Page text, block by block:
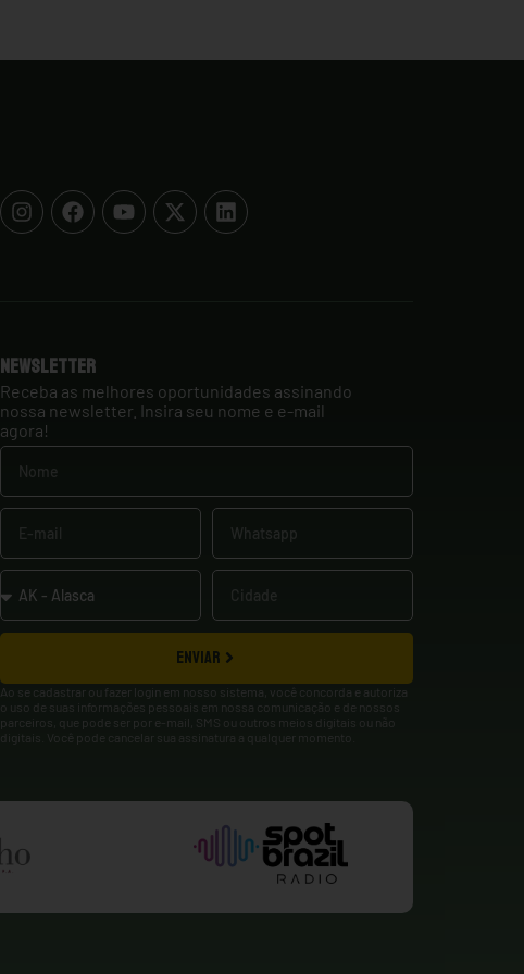
Newsletter
Receba as melhores oportunidades assinando
nossa newsletter. Insira seu nome e e-mail
agora!
ENVIAR
Ao se cadastrar ou fazer login em nosso sistema, você concorda e autoriza
o uso de suas informações pessoais em nossa comunicação e de nossos
parceiros, que pode ser por e-mail, SMS ou outros meios digitais ou não
digitais. Você pode cancelar sua assinatura a qualquer momento.